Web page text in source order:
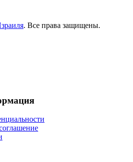
. Все права защищены.